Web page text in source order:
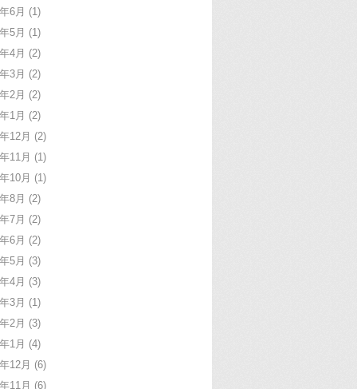
6月 (1)
5月 (1)
4月 (2)
3月 (2)
2月 (2)
1月 (2)
12月 (2)
11月 (1)
10月 (1)
8月 (2)
7月 (2)
6月 (2)
5月 (3)
4月 (3)
3月 (1)
2月 (3)
1月 (4)
12月 (6)
11月 (6)